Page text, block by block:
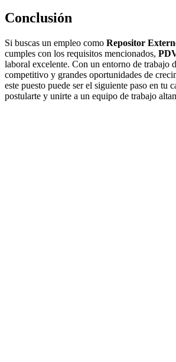
Conclusión
Si buscas un empleo como Repositor
cumples con los requisitos mencionados,
laboral excelente. Con un entorno de trabajo
competitivo y grandes oportunidades de
este puesto puede ser el siguiente paso en tu
postularte y unirte a un equipo de trabajo